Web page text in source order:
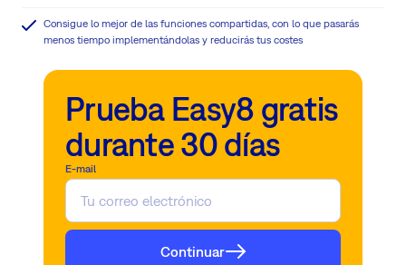
Consigue lo mejor de las funciones compartidas, con lo que pasarás
menos tiempo implementándolas y reducirás tus costes
Prueba Easy8 gratis
durante 30 días
E-mail
Continuar